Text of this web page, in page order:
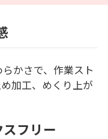
かさで、作業スト
加工、めくり上が
フリー